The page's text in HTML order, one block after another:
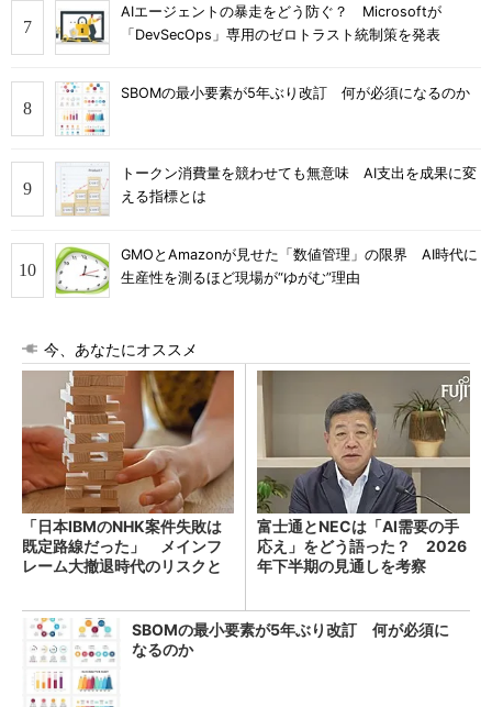
AIエージェントの暴走をどう防ぐ？ Microsoftが
「DevSecOps」専用のゼロトラスト統制策を発表
SBOMの最小要素が5年ぶり改訂 何が必須になるのか
トークン消費量を競わせても無意味 AI支出を成果に変
える指標とは
GMOとAmazonが見せた「数値管理」の限界 AI時代に
生産性を測るほど現場が“ゆがむ”理由
今、あなたにオススメ
「日本IBMのNHK案件失敗は
既定路線だった」 メインフ
レーム大撤退時代のリスクと
富士通とNECは「AI需要の手
応え」をどう語った？ 2026
年下半期の見通しを考察
SBOMの最小要素が5年ぶり改訂 何が必須に
なるのか